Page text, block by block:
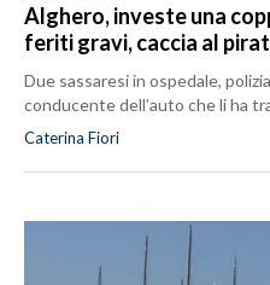
Alghero, investe una
feriti gravi, caccia al
Due sassaresi in ospedale,
conducente dell’auto che li ha
Caterina Fiori